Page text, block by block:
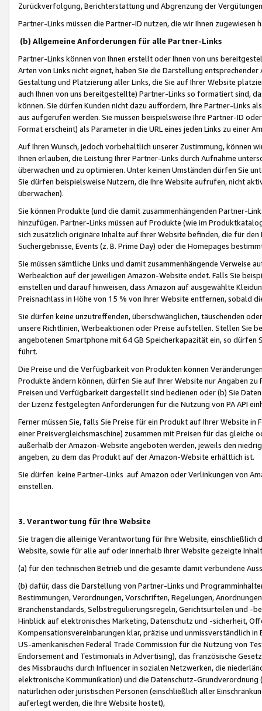
Zurückverfolgung, Berichterstattung und Abgrenzung der
Partner-Links müssen die Partner-ID nutzen, die wir Ihnen zugewiesen
(b) Allgemeine Anforderungen für alle Partner-Links
Partner-Links können von Ihnen erstellt oder Ihnen von uns
Arten von Links nicht eignet, haben Sie die Darstellung
Gestaltung und Platzierung aller Links, die Sie auf Ihrer Website
auch Ihnen von uns bereitgestellte) Partner-Links so formatiert sind,
können. Sie dürfen Kunden nicht dazu auffordern, Ihre Partner-Links
aus aufgerufen werden. Sie müssen beispielsweise Ihre Partner-ID
Format erscheint) als Parameter in die URL eines jeden Links zu einer
Auf Ihren Wunsch, jedoch vorbehaltlich unserer Zustimmung, können
Ihnen erlauben, die Leistung Ihrer Partner-Links durch Aufnahme
überwachen und zu optimieren. Unter keinen Umständen dürfen Sie
Sie dürfen beispielsweise Nutzern, die Ihre Website aufrufen, nicht
überwachen).
Sie können Produkte (und die damit zusammenhängenden Partner-
hinzufügen. Partner-Links müssen auf Produkte (wie im
sich zusätzlich originäre Inhalte auf Ihrer Website befinden, die für
Suchergebnisse, Events (z. B. Prime Day) oder die Homepages
Sie müssen sämtliche Links und damit zusammenhängende
Werbeaktion auf der jeweiligen Amazon-Website endet. Falls Sie
einstellen und darauf hinweisen, dass Amazon auf ausgewählte
Preisnachlass in Höhe von 15 % von Ihrer Website entfernen, sobald
Sie dürfen keine unzutreffenden, überschwänglichen, täuschenden
unsere Richtlinien, Werbeaktionen oder Preise aufstellen. Stellen Sie
angebotenen Smartphone mit 64 GB Speicherkapazität ein, so dürfen
führt.
Die Preise und die Verfügbarkeit von Produkten können
Produkte ändern können, dürfen Sie auf Ihrer Website nur Angaben
Preisen und Verfügbarkeit dargestellt sind bedienen oder (b) Sie
der Lizenz festgelegten Anforderungen für die Nutzung von PA API
Ferner müssen Sie, falls Sie Preise für ein Produkt auf Ihrer Website
einer Preisvergleichsmaschine) zusammen mit Preisen für das
außerhalb der Amazon-Website angeboten werden, jeweils den
angeben, zu dem das Produkt auf der Amazon-Website erhältlich ist.
Sie dürfen keine Partner-Links auf Amazon oder Verlinkungen von
einstellen.
3. Verantwortung für Ihre Website
Sie tragen die alleinige Verantwortung für Ihre Website,
Website, sowie für alle auf oder innerhalb Ihrer Website gezeigte
(a) für den technischen Betrieb und die gesamte damit verbundene
(b) dafür, dass die Darstellung von Partner-Links und
Bestimmungen, Verordnungen, Vorschriften, Regelungen,
Branchenstandards, Selbstregulierungsregeln, Gerichtsurteilen und -
Hinblick auf elektronisches Marketing, Datenschutz und -sicherheit,
Kompensationsvereinbarungen klar, präzise und unmissverständlich
US-amerikanischen Federal Trade Commission für die Nutzung von
Endorsement and Testimonials in Advertising), das französische
des Missbrauchs durch Influencer in sozialen Netzwerken, die
elektronische Kommunikation) und die Datenschutz-
natürlichen oder juristischen Personen (einschließlich aller
auferlegt werden, die Ihre Website hostet),